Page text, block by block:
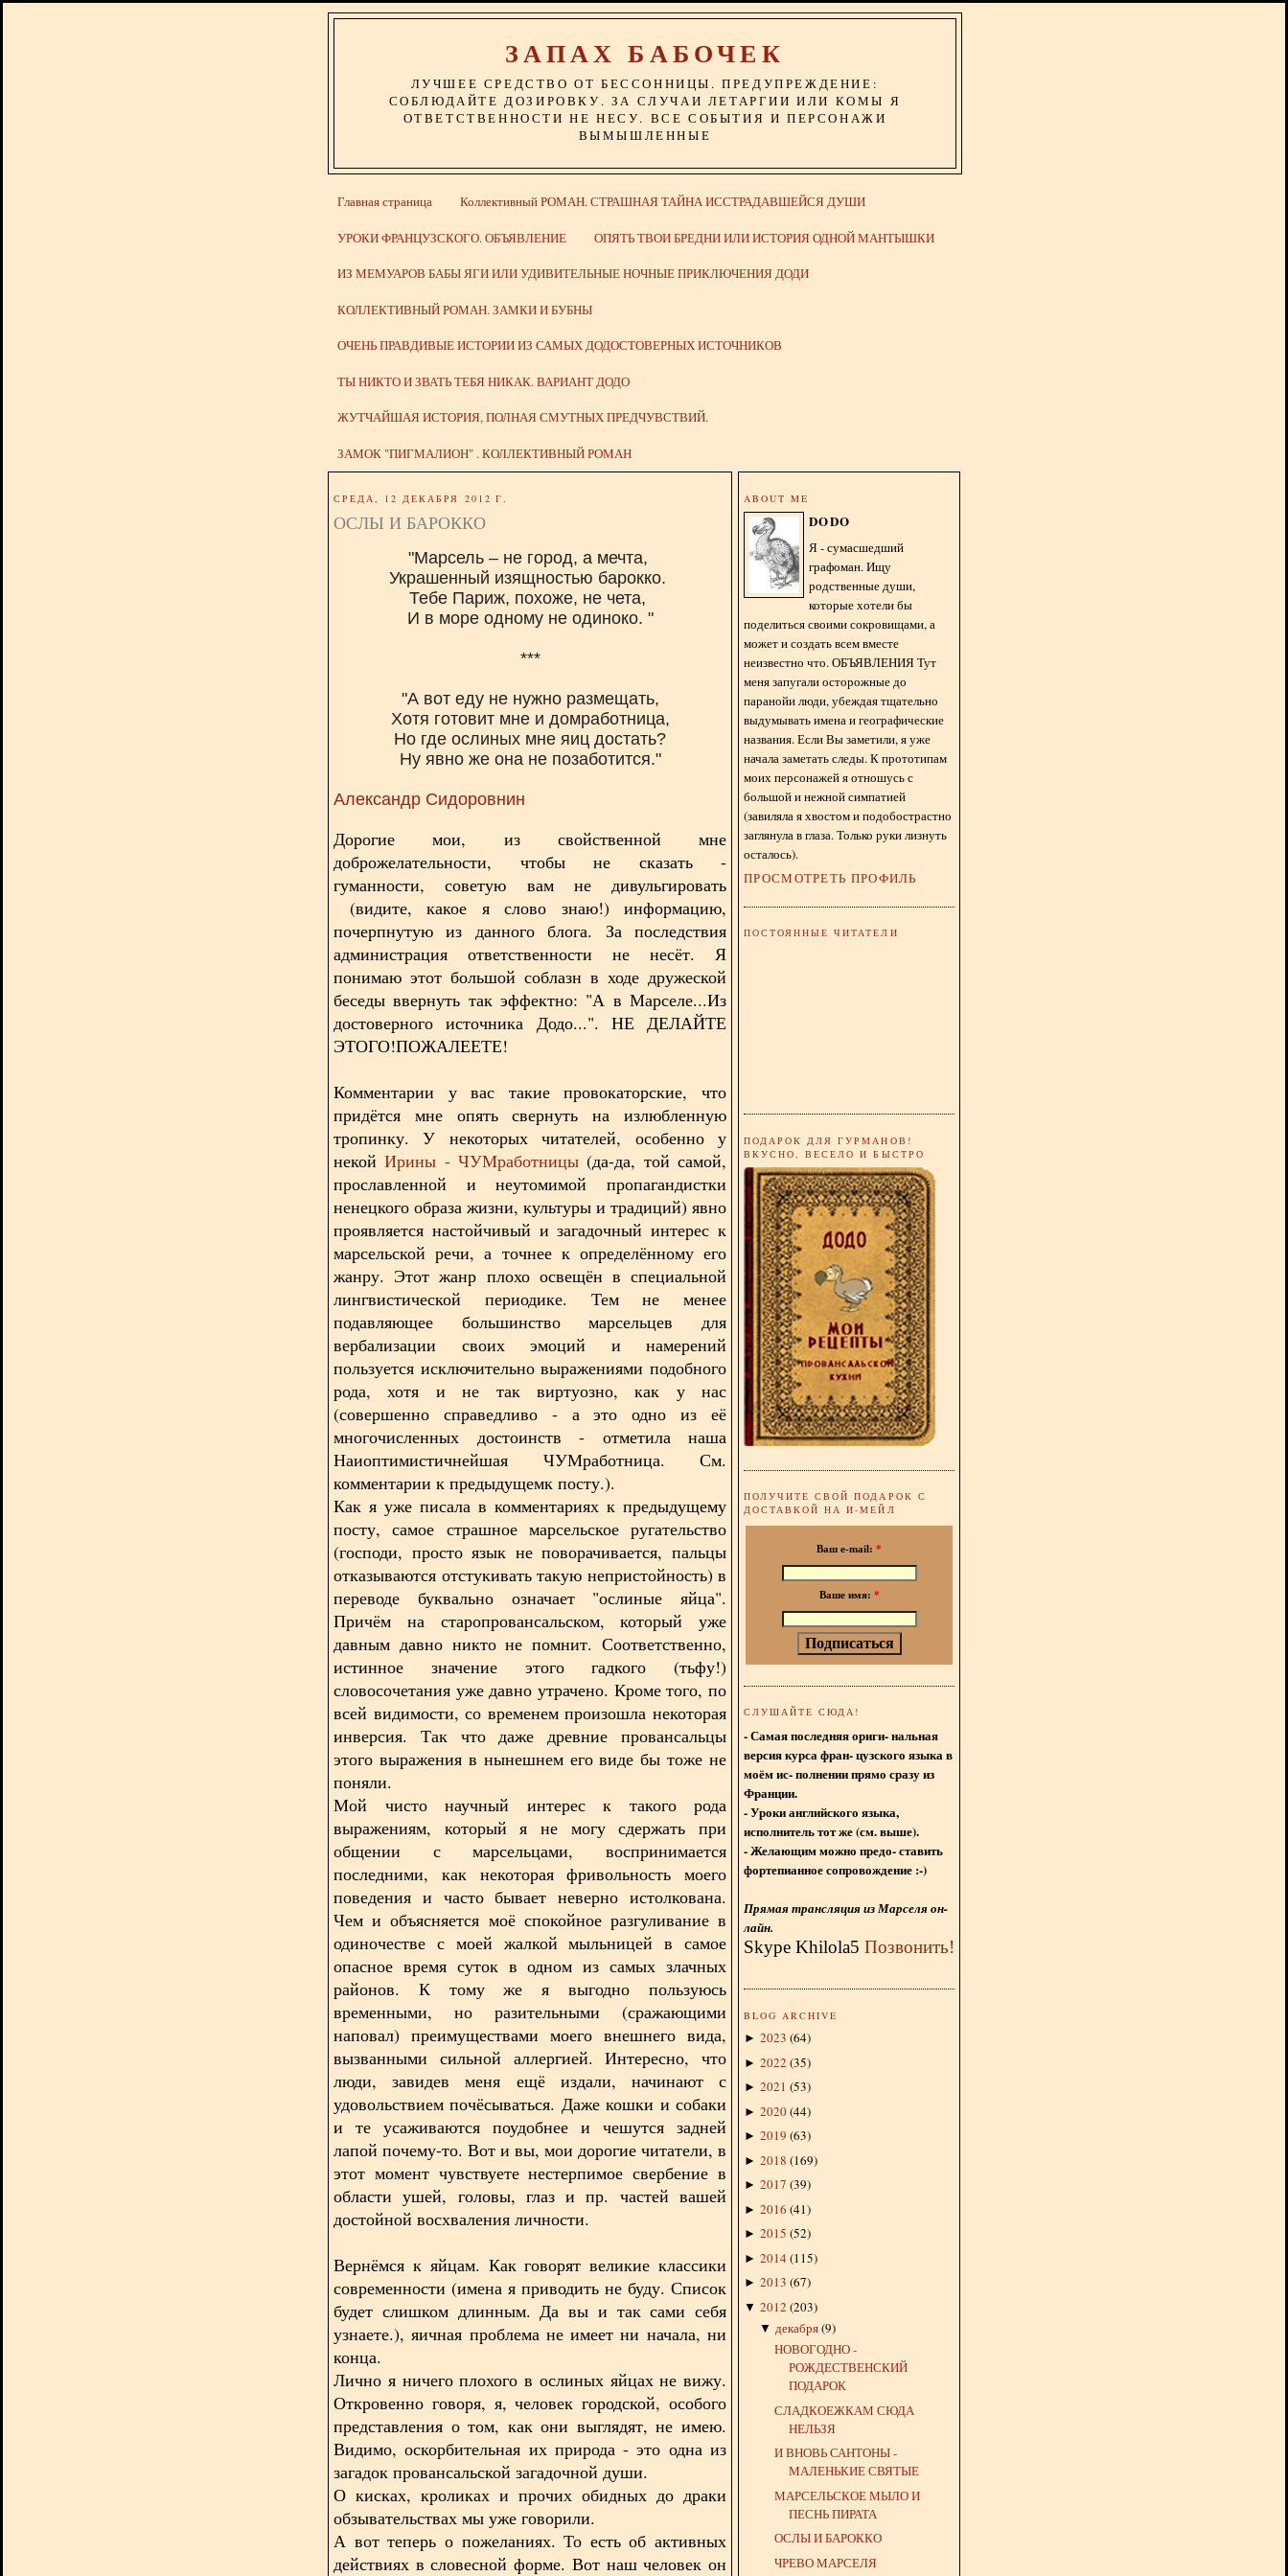
ЗАПАХ БАБОЧЕК
ЛУЧШЕЕ СРЕДСТВО ОТ БЕССОННИЦЫ. ПРЕДУПРЕЖДЕНИЕ:
СОБЛЮДАЙТЕ ДОЗИРОВКУ. ЗА СЛУЧАИ ЛЕТАРГИИ ИЛИ КОМЫ Я
ОТВЕТСТВЕННОСТИ НЕ НЕСУ. ВСЕ СОБЫТИЯ И ПЕРСОНАЖИ
ВЫМЫШЛЕННЫЕ
Главная страница Коллективный РОМАН. СТРАШНАЯ ТАЙНА ИССТРАДАВШЕЙСЯ ДУШИ
УРОКИ ФРАНЦУЗСКОГО. ОБЪЯВЛЕНИЕ ОПЯТЬ ТВОИ БРЕДНИ ИЛИ ИСТОРИЯ ОДНОЙ МАНТЫШКИ
ИЗ МЕМУАРОВ БАБЫ ЯГИ ИЛИ УДИВИТЕЛЬНЫЕ НОЧНЫЕ ПРИКЛЮЧЕНИЯ ДОДИ
КОЛЛЕКТИВНЫЙ РОМАН. ЗАМКИ И БУБНЫ
ОЧЕНЬ ПРАВДИВЫЕ ИСТОРИИ ИЗ САМЫХ ДОДОСТОВЕРНЫХ ИСТОЧНИКОВ
ТЫ НИКТО И ЗВАТЬ ТЕБЯ НИКАК. ВАРИАНТ ДОДО
ЖУТЧАЙШАЯ ИСТОРИЯ, ПОЛНАЯ СМУТНЫХ ПРЕДЧУВСТВИЙ.
ЗАМОК "ПИГМАЛИОН" . КОЛЛЕКТИВНЫЙ РОМАН
СРЕДА, 12 ДЕКАБРЯ 2012 Г.
ОСЛЫ И БАРОККО
"Марсель – не город, а мечта,
Украшенный изящностью барокко.
Тебе Париж, похоже, не чета,
И в море одному не одиноко. "
***
"А вот еду не нужно размещать,
Хотя готовит мне и домработница,
Но где ослиных мне яиц достать?
Ну явно же она не позаботится."
Александр Сидоровнин
Дорогие мои, из свойственной мне
доброжелательности, чтобы не сказать -
гуманности, советую вам не дивульгировать
(видите, какое я слово знаю!) информацию,
почерпнутую из данного блога. За последствия
администрация ответственности не несёт. Я
понимаю этот большой соблазн в ходе дружеской
беседы ввернуть так эффектно: "А в Марселе...Из
достоверного источника Додо...". НЕ ДЕЛАЙТЕ
ЭТОГО!ПОЖАЛЕЕТЕ!
Комментарии у вас такие провокаторские, что
придётся мне опять свернуть на излюбленную
тропинку. У некоторых читателей, особенно у
некойИрины - ЧУМработницы (да-да, той самой,
прославленной и неутомимой пропагандистки
ненецкого образа жизни, культуры и традиций) явно
проявляется настойчивый и загадочный интерес к
марсельской речи, а точнее к определённому его
жанру. Этот жанр плохо освещён в специальной
лингвистической периодике. Тем не менее
подавляющее большинство марсельцев для
вербализации своих эмоций и намерений
пользуется исключительно выражениями подобного
рода, хотя и не так виртуозно, как у нас
(совершенно справедливо - а это одно из её
многочисленных достоинств - отметила наша
Наиоптимистичнейшая ЧУМработница. См.
комментарии к предыдущемк посту.).
Как я уже писала в комментариях к предыдущему
посту, самое страшное марсельское ругательство
(господи, просто язык не поворачивается, пальцы
отказываются отстукивать такую непристойность) в
переводе буквально означает "ослиные яйца".
Причём на старопровансальском, который уже
давным давно никто не помнит. Соответственно,
истинное значение этого гадкого (тьфу!)
словосочетания уже давно утрачено. Кроме того, по
всей видимости, со временем произошла некоторая
инверсия. Так что даже древние провансальцы
этого выражения в нынешнем его виде бы тоже не
поняли.
Мой чисто научный интерес к такого рода
выражениям, который я не могу сдержать при
общении с марсельцами, воспринимается
последними, как некоторая фривольность моего
поведения и часто бывает неверно истолкована.
Чем и объясняется моё спокойное разгуливание в
одиночестве с моей жалкой мыльницей в самое
опасное время суток в одном из самых злачных
районов. К тому же я выгодно пользуюсь
временными, но разительными (сражающими
наповал) преимуществами моего внешнего вида,
вызванными сильной аллергией. Интересно, что
люди, завидев меня ещё издали, начинают с
удовольствием почёсываться. Даже кошки и собаки
и те усаживаются поудобнее и чешутся задней
лапой почему-то. Вот и вы, мои дорогие читатели, в
этот момент чувствуете нестерпимое свербение в
области ушей, головы, глаз и пр. частей вашей
достойной восхваления личности.
Вернёмся к яйцам. Как говорят великие классики
современности (имена я приводить не буду. Список
будет слишком длинным. Да вы и так сами себя
узнаете.), яичная проблема не имеет ни начала, ни
конца.
Лично я ничего плохого в ослиных яйцах не вижу.
Откровенно говоря, я, человек городской, особого
представления о том, как они выглядят, не имею.
Видимо, оскорбительная их природа - это одна из
загадок провансальской загадочной души.
О кисках, кроликах и прочих обидных до драки
обзывательствах мы уже говорили.
А вот теперь о пожеланиях. То есть об активных
действиях в словесной форме. Вот наш человек он
ABOUT ME
DODO
Я - сумасшедший
графоман. Ищу
родственные души,
которые хотели бы
поделиться своими сокровищами, а
может и создать всем вместе
неизвестно что. ОБЪЯВЛЕНИЯ Тут
меня запугали осторожные до
паранойи люди, убеждая тщательно
выдумывать имена и географические
названия. Если Вы заметили, я уже
начала заметать следы. К прототипам
моих персонажей я отношусь с
большой и нежной симпатией
(завиляла я хвостом и подобострастно
заглянула в глаза. Только руки лизнуть
осталось).
ПРОСМОТРЕТЬ ПРОФИЛЬ
ПОСТОЯННЫЕ ЧИТАТЕЛИ
ПОДАРОК ДЛЯ ГУРМАНОВ!
ВКУСНО, ВЕСЕЛО И БЫСТРО
ПОЛУЧИТЕ СВОЙ ПОДАРОК С
ДОСТАВКОЙ НА И-МЕЙЛ
Ваш e-mail: *
Ваше имя: *
СЛУШАЙТЕ СЮДА!
- Самая последняя ориги- нальная
версия курса фран- цузского языка в
моём ис- полнении прямо сразу из
Франции.
- Уроки английского языка,
исполнитель тот же (см. выше).
- Желающим можно предо- ставить
фортепианное сопровождение :-)
Прямая трансляция из Марселя он-
лайн.
Skype Khilola5 Позвонить!
BLOG ARCHIVE
► 2023 (64)
► 2022 (35)
► 2021 (53)
► 2020(44)
► 2019 (63)
► 2018 (169)
► 2017 (39)
► 2016 (41)
► 2015 (52)
► 2014 (115)
► 2013 (67)
▼ 2012 (203)
▼ декабря(9)
НОВОГОДНО -
РОЖДЕСТВЕНСКИЙ
ПОДАРОК
СЛАДКОЕЖКАМ СЮДА
НЕЛЬЗЯ
И ВНОВЬ САНТОНЫ -
МАЛЕНЬКИЕ СВЯТЫЕ
МАРСЕЛЬСКОЕ МЫЛО И
ПЕСНЬ ПИРАТА
ОСЛЫ И БАРОККО
ЧРЕВО МАРСЕЛЯ